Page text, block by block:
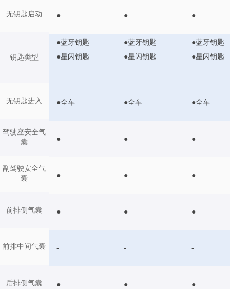
无钥匙启动
钥匙类型
无钥匙进入
驾驶座安全气
囊
副驾驶安全气
囊
前排侧气囊
前排中间气囊
后排侧气囊
● ● ●
●蓝牙钥匙
●星闪钥匙
●蓝牙钥匙
●星闪钥匙
●蓝牙钥匙
●星闪钥匙
●全车 ●全车 ●全车
● ● ●
● ● ●
● ● ●
- - -
● ● ●